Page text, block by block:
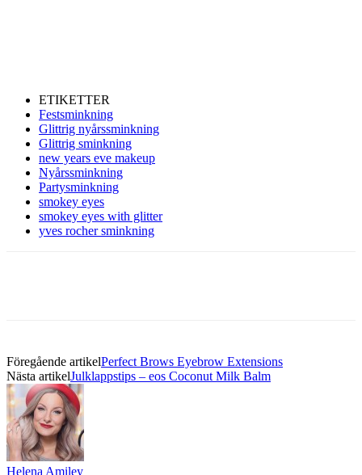
ETIKETTER
Festsminkning
Glittrig nyårssminkning
Glittrig sminkning
new years eve makeup
Nyårssminkning
Partysminkning
smokey eyes
smokey eyes with glitter
yves rocher sminkning
Föregående artikelPerfect Brows Eyebrow Extensions
Nästa artikelJulklappstips – eos Coconut Milk Balm
Helena Amiley